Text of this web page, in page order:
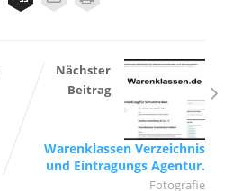
Nächster
Beitrag
Warenklassen Verzeichnis
und Eintragungs Agentur.
Fotografie